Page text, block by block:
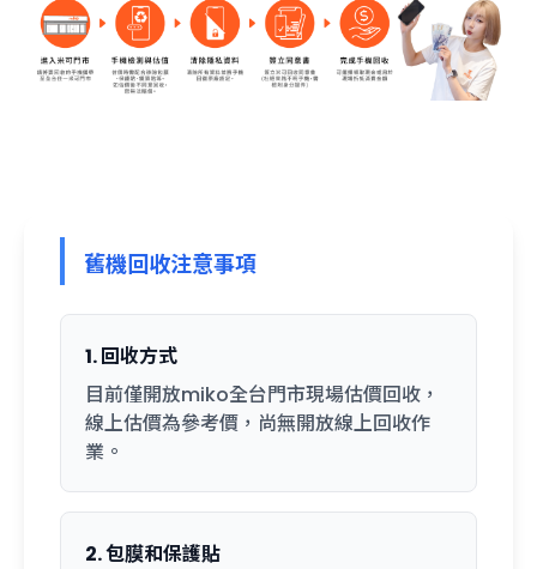
舊機回收注意事項
1. 回收方式
目前僅開放miko全台門市現場估價回收，
線上估價為參考價，尚無開放線上回收作
業。
2. 包膜和保護貼